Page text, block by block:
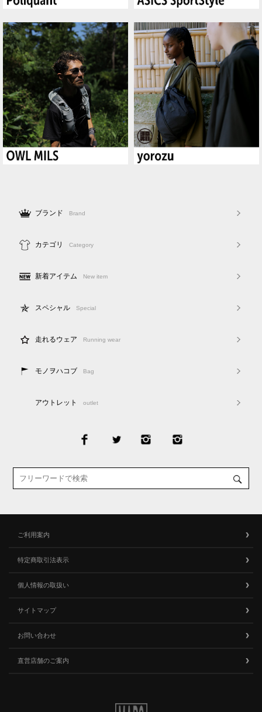
ブランド Brand
カテゴリ Category
新着アイテム New item
スペシャル Special
走れるウェア Running wear
モノヲハコブ Bag
アウトレット outlet
ご利用案内
特定商取引法表示
個人情報の取扱い
サイトマップ
お問い合わせ
直営店舗のご案内